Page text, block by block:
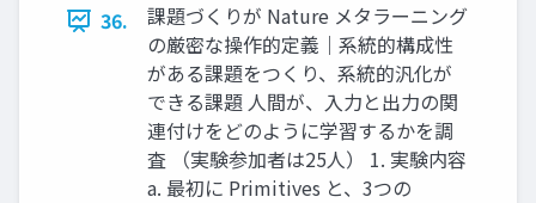
36.
課題づくりが Nature メタラーニング
の厳密な操作的定義｜系統的構成性
がある課題をつくり、系統的汎化が
できる課題 人間が、入力と出力の関
連付けをどのように学習するかを調
査 （実験参加者は25人） 1. 実験内容
a. 最初に Primitives と、3つの